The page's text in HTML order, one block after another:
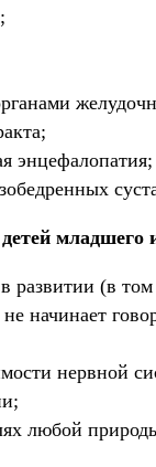
энцефалопатия;
младшего
развитии (в
начинает
нервной
любой